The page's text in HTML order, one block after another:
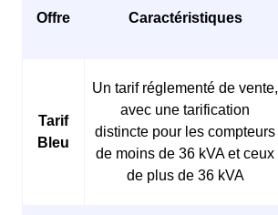
Offre Caractéristiques
Tarif
Bleu
Un tarif réglementé de vente,
avec une tarification
distincte pour les compteurs
de moins de 36 kVA et ceux
de plus de 36 kVA